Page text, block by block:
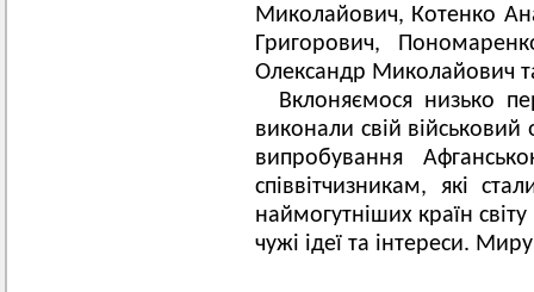
Миколайович, Котенко
Григорович,
Олександр Миколайович
Вклоняємося низько
виконали свій
випробування
співвітчизникам, які
наймогутніших країн
чужі ідеї та інтереси.